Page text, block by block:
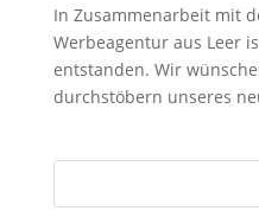
In Zusammenarbeit mit
Werbeagentur aus Leer
entstanden. Wir
durchstöbern unseres